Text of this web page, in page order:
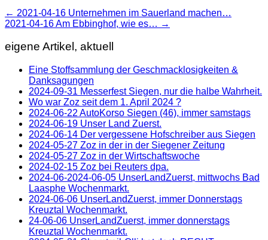
← 2021-04-16 Unternehmen im Sauerland machen…
2021-04-16 Am Ebbinghof, wie es… →
eigene Artikel, aktuell
Eine Stoffsammlung der Geschmacklosigkeiten &
Danksagungen
2024-09-31 Messerfest Siegen, nur die halbe Wahrheit.
Wo war Zoz seit dem 1. April 2024 ?
2024-06-22 AutoKorso Siegen (46), immer samstags
2024-06-19 Unser Land Zuerst.
2024-06-14 Der vergessene Hofschreiber aus Siegen
2024-05-27 Zoz in der in der Siegener Zeitung
2024-05-27 Zoz in der Wirtschaftswoche
2024-02-15 Zoz bei Reuters dpa.
2024-06-2024-06-05 UnserLandZuerst, mittwochs Bad
Laasphe Wochenmarkt.
2024-06-06 UnserLandZuerst, immer Donnerstags
Kreuztal Wochenmarkt.
24-06-06 UnserLandZuerst, immer donnerstags
Kreuztal Wochenmarkt.